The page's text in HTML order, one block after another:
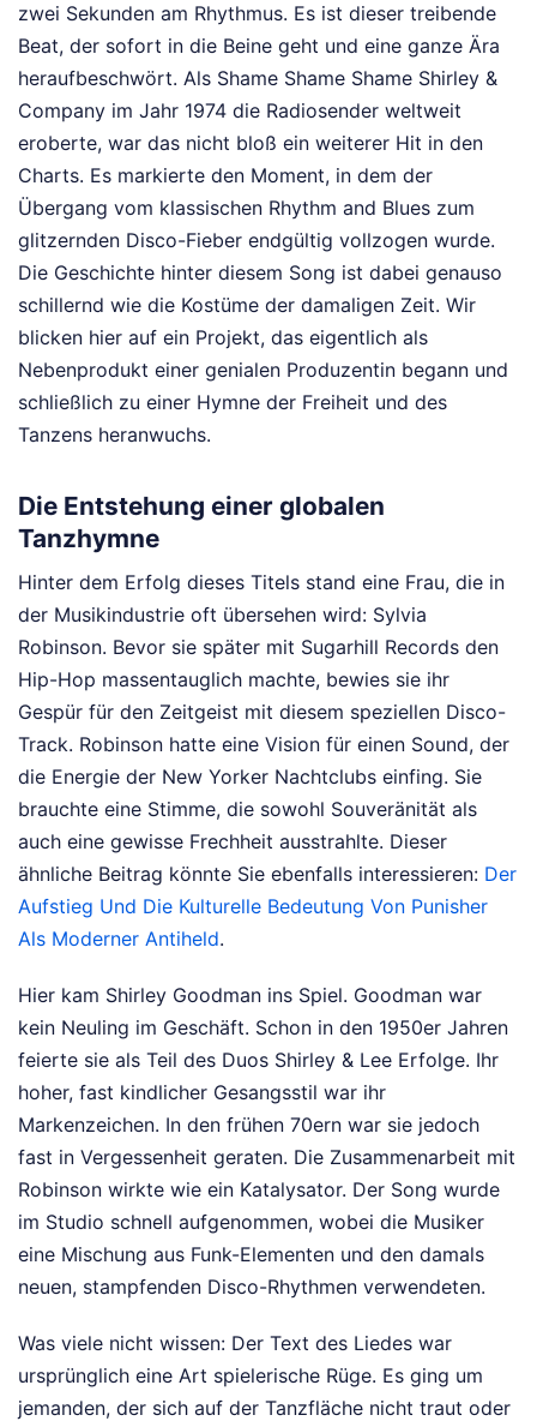
zwei Sekunden am Rhythmus. Es ist dieser treibende
Beat, der sofort in die Beine geht und eine ganze Ära
heraufbeschwört. Als Shame Shame Shame Shirley &
Company im Jahr 1974 die Radiosender weltweit
eroberte, war das nicht bloß ein weiterer Hit in den
Charts. Es markierte den Moment, in dem der
Übergang vom klassischen Rhythm and Blues zum
glitzernden Disco-Fieber endgültig vollzogen wurde.
Die Geschichte hinter diesem Song ist dabei genauso
schillernd wie die Kostüme der damaligen Zeit. Wir
blicken hier auf ein Projekt, das eigentlich als
Nebenprodukt einer genialen Produzentin begann und
schließlich zu einer Hymne der Freiheit und des
Tanzens heranwuchs.
Die Entstehung einer globalen
Tanzhymne
Hinter dem Erfolg dieses Titels stand eine Frau, die in
der Musikindustrie oft übersehen wird: Sylvia
Robinson. Bevor sie später mit Sugarhill Records den
Hip-Hop massentauglich machte, bewies sie ihr
Gespür für den Zeitgeist mit diesem speziellen Disco-
Track. Robinson hatte eine Vision für einen Sound, der
die Energie der New Yorker Nachtclubs einfing. Sie
brauchte eine Stimme, die sowohl Souveränität als
auch eine gewisse Frechheit ausstrahlte. Dieser
ähnliche Beitrag könnte Sie ebenfalls interessieren: Der
Aufstieg Und Die Kulturelle Bedeutung Von Punisher
Als Moderner Antiheld.
Hier kam Shirley Goodman ins Spiel. Goodman war
kein Neuling im Geschäft. Schon in den 1950er Jahren
feierte sie als Teil des Duos Shirley & Lee Erfolge. Ihr
hoher, fast kindlicher Gesangsstil war ihr
Markenzeichen. In den frühen 70ern war sie jedoch
fast in Vergessenheit geraten. Die Zusammenarbeit mit
Robinson wirkte wie ein Katalysator. Der Song wurde
im Studio schnell aufgenommen, wobei die Musiker
eine Mischung aus Funk-Elementen und den damals
neuen, stampfenden Disco-Rhythmen verwendeten.
Was viele nicht wissen: Der Text des Liedes war
ursprünglich eine Art spielerische Rüge. Es ging um
jemanden, der sich auf der Tanzfläche nicht traut oder